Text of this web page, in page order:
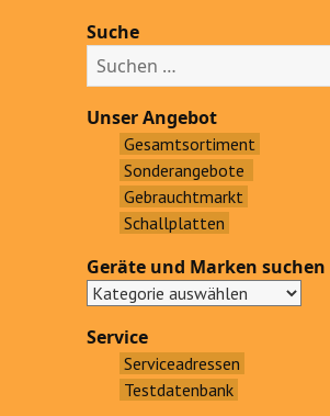
Suche
u
c
h
Unser Angebot
Gesamtsortiment
Sonderangebote
Gebrauchtmarkt
Schallplatten
Geräte und Marken suchen
Service
Serviceadressen
Testdatenbank